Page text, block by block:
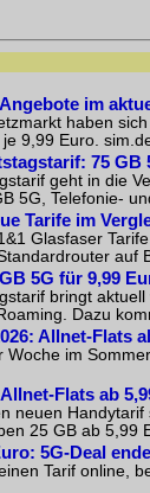
im
haben
9,99 Euro. sim.de
75 GB
geht in die
5G, Telefonie-
Tarife im
Glasfaser
auf
5G für 9,99
bringt
Dazu
Allnet-Flats
im
Flats ab
neuen
25 GB ab 5,99
5G-Deal
Tarif online,